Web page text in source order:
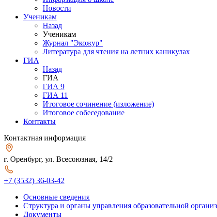
Новости
Ученикам
Назад
Ученикам
Журнал "Экожур"
Литература для чтения на летних каникулах
ГИА
Назад
ГИА
ГИА 9
ГИА 11
Итоговое сочинение (изложение)
Итоговое собеседование
Контакты
Контактная информация
г. Оренбург, ул. Всесоюзная, 14/2
+7 (3532) 36-03-42
Основные сведения
Структура и органы управления образовательной
Документы